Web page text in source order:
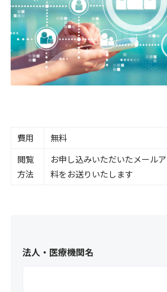
費用
無料
閲覧
方法
お申し込みいただいたメール
料をお送りいたします
法人・医療機関名